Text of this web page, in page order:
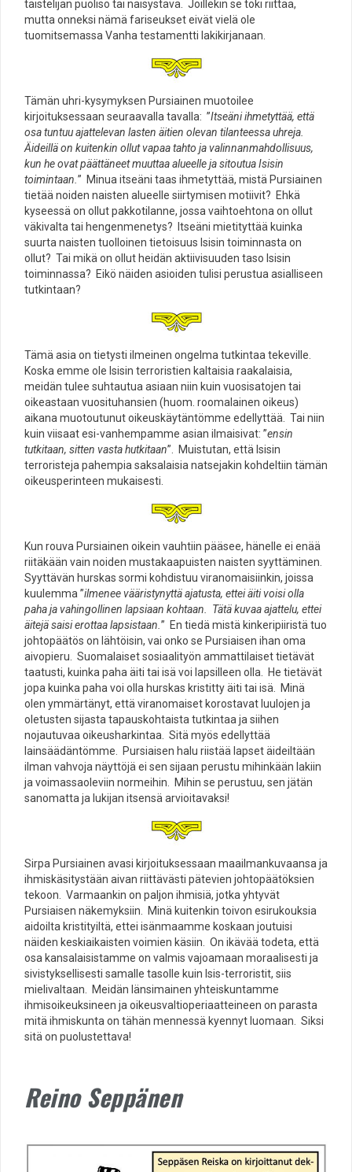
taistelijan puoliso tai naisystävä. Joillekin se toki riittää,
mutta onneksi nämä fariseukset eivät vielä ole
tuomitsemassa Vanha testamentti lakikirjanaan.
Tämän uhri-kysymyksen Pursiainen muotoilee
kirjoituksessaan seuraavalla tavalla: ”Itseäni ihmetyttää, että
osa tuntuu ajattelevan lasten äitien olevan tilanteessa uhreja.
Äideillä on kuitenkin ollut vapaa tahto ja valinnanmahdollisuus,
kun he ovat päättäneet muuttaa alueelle ja sitoutua Isisin
toimintaan. ” Minua itseäni taas ihmetyttää, mistä Pursiainen
tietää noiden naisten alueelle siirtymisen motiivit? Ehkä
kyseessä on ollut pakkotilanne, jossa vaihtoehtona on ollut
väkivalta tai hengenmenetys? Itseäni mietityttää kuinka
suurta naisten tuolloinen tietoisuus Isisin toiminnasta on
ollut? Tai mikä on ollut heidän aktiivisuuden taso Isisin
toiminnassa? Eikö näiden asioiden tulisi perustua asialliseen
tutkintaan?
Tämä asia on tietysti ilmeinen ongelma tutkintaa tekeville.
Koska emme ole Isisin terroristien kaltaisia raakalaisia,
meidän tulee suhtautua asiaan niin kuin vuosisatojen tai
oikeastaan vuosituhansien (huom. roomalainen oikeus)
aikana muotoutunut oikeuskäytäntömme edellyttää. Tai niin
kuin viisaat esi-vanhempamme asian ilmaisivat: ”ensin
tutkitaan, sitten vasta hutkitaan”. Muistutan, että Isisin
terroristeja pahempia saksalaisia natsejakin kohdeltiin tämän
oikeusperinteen mukaisesti.
Kun rouva Pursiainen oikein vauhtiin pääsee, hänelle ei enää
riitäkään vain noiden mustakaapuisten naisten syyttäminen.
Syyttävän hurskas sormi kohdistuu viranomaisiinkin, joissa
kuulemma ”ilmenee vääristynyttä ajatusta, ettei äiti voisi olla
paha ja vahingollinen lapsiaan kohtaan. Tätä kuvaa ajattelu, ettei
äitejä saisi erottaa lapsistaan. ” En tiedä mistä kinkeripiiristä tuo
johtopäätös on lähtöisin, vai onko se Pursiaisen ihan oma
aivopieru. Suomalaiset sosiaalityön ammattilaiset tietävät
taatusti, kuinka paha äiti tai isä voi lapsilleen olla. He tietävät
jopa kuinka paha voi olla hurskas kristitty äiti tai isä. Minä
olen ymmärtänyt, että viranomaiset korostavat luulojen ja
oletusten sijasta tapauskohtaista tutkintaa ja siihen
nojautuvaa oikeusharkintaa. Sitä myös edellyttää
lainsäädäntömme. Pursiaisen halu riistää lapset äideiltään
ilman vahvoja näyttöjä ei sen sijaan perustu mihinkään lakiin
ja voimassaoleviin normeihin. Mihin se perustuu, sen jätän
sanomatta ja lukijan itsensä arvioitavaksi!
Sirpa Pursiainen avasi kirjoituksessaan maailmankuvaansa ja
ihmiskäsitystään aivan riittävästi pätevien johtopäätöksien
tekoon. Varmaankin on paljon ihmisiä, jotka yhtyvät
Pursiaisen näkemyksiin. Minä kuitenkin toivon esirukouksia
aidoilta kristityiltä, ettei isänmaamme koskaan joutuisi
näiden keskiaikaisten voimien käsiin. On ikävää todeta, että
osa kansalaisistamme on valmis vajoamaan moraalisesti ja
sivistyksellisesti samalle tasolle kuin Isis-terroristit, siis
mielivaltaan. Meidän länsimainen yhteiskuntamme
ihmisoikeuksineen ja oikeusvaltioperiaatteineen on parasta
mitä ihmiskunta on tähän mennessä kyennyt luomaan. Siksi
sitä on puolustettava!
Reino Seppänen